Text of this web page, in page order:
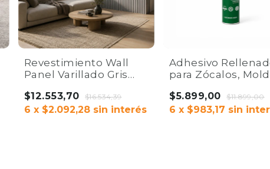
Revestimiento Wall
Panel Varillado Gris
290cm | Home Co.
$12.553,70 $16.534,39
6 x $2.092,28 sin interés
Adhesivo
para Zócalos,
Co.
$5.899,00 $11.899,00
6 x $983,17 sin